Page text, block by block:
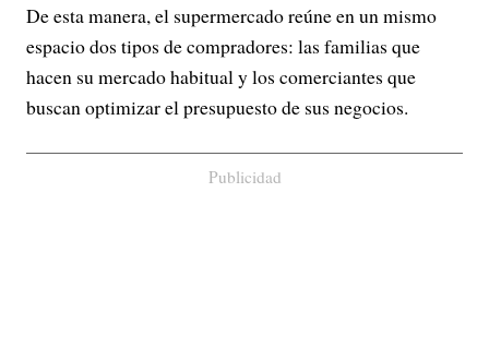
De esta manera, el supermercado reúne en un mismo
espacio dos tipos de compradores: las familias que
hacen su mercado habitual y los comerciantes que
buscan optimizar el presupuesto de sus negocios.
Publicidad